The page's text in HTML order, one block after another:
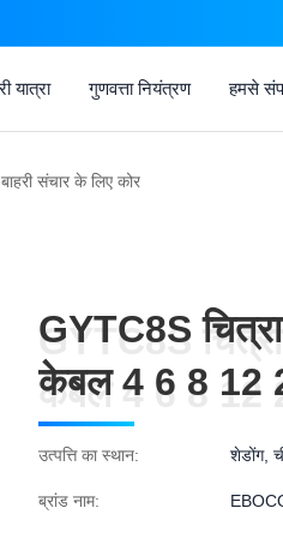
यात्रा गुणवत्ता नियंत्रण हमसे
संचार के लिए कोर
GYTC8S
केबल 4 6 8 12
GYTC8S
केबल 4 6 8 12
उत्पत्ति का स्थान: शेडोंग,
ब्रांड नाम: